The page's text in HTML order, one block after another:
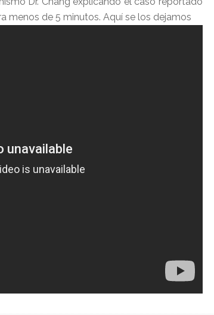
menos de 5 minutos. Aquí se los dejamos